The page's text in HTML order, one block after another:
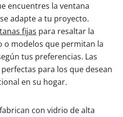
encuentres la ventana
adapte a tu proyecto.
fijas para resaltar la
o modelos que permitan la
tus preferencias. Las
para los que desean
en su hogar.
con vidrio de alta